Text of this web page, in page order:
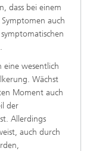
dass bei einem
auch
eine wesentlich
Wächst
Moment auch
der
Allerdings
auch durch